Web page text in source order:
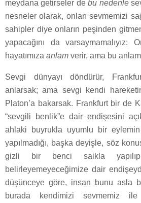
meydana getirseler debu nedenle
nesneler olarak, onları sevmemizi
sahipler diye onların peşinden
yapacağını da varsaymamalıyız:
hayatımıza anlam verir, ama bu
Sevgi dünyayı döndürür,
anlarsak; ama sevgi kendi
Platon’a bakarsak. Frankfurt bir de
“sevgili benlik”e dair endişesini
ahlaki buyrukla uyumlu bir
yapılmadığı, başka deyişle, söz
gizli bir benci saikla yapılıp
belirleyemeyeceğimize dair
düşünceye göre, insan bunu asla
burada kendimizi sevmemiz